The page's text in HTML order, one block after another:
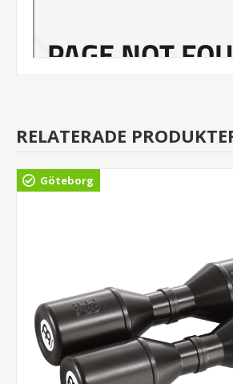
RELATERADE
Göteborg